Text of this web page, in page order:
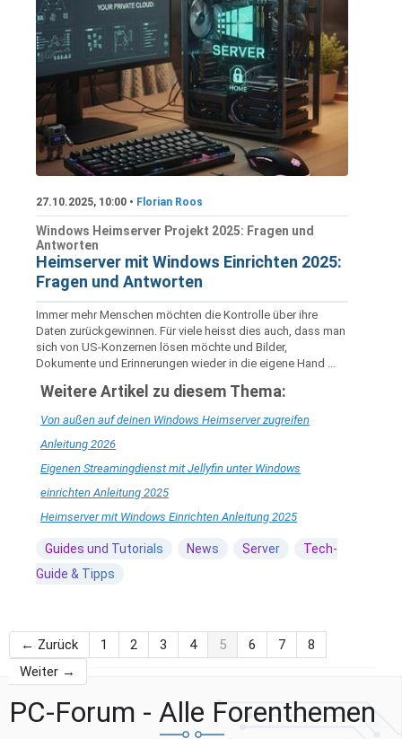
27.10.2025, 10:00 • Florian Roos
Windows Heimserver Projekt 2025: Fragen und
Antworten
Heimserver mit Windows Einrichten 2025:
Fragen und Antworten
Immer mehr Menschen möchten die Kontrolle über ihre
Daten zurückgewinnen. Für viele heisst dies auch, dass man
sich von US-Konzernen lösen möchte und Bilder,
Dokumente und Erinnerungen wieder in die eigene Hand ...
Weitere Artikel zu diesem Thema:
Von außen auf deinen Windows Heimserver zugreifen
Anleitung 2026
Eigenen Streamingdienst mit Jellyfin unter Windows
einrichten Anleitung 2025
Heimserver mit Windows Einrichten Anleitung 2025
Guides und Tutorials News Server
Tech-
Guide & Tipps
← Zurück 1 2 3 4 5 6 7
8
Weiter →
PC-Forum - Alle Forenthemen